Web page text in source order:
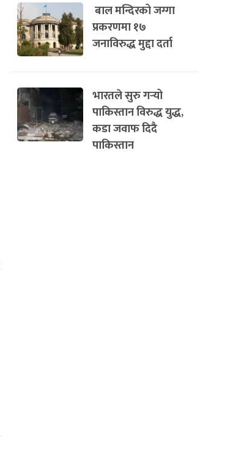
बाल मन्दिरको जग्गा
प्रकरणमा १७
जनाविरुद्ध मुद्दा दर्ता
भारतले सुरु गर्‍यो
पाकिस्तान विरुद्ध युद्ध,
कडा जवाफ दिदै
पाकिस्तान